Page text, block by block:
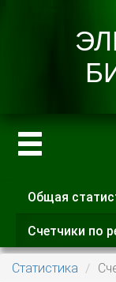
Главные
Общая
Счетчики по
Статистика